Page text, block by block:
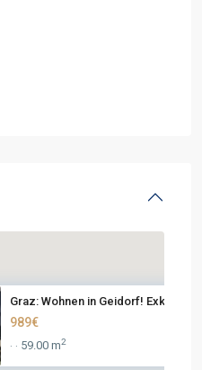
Graz: Wohnen in Geidorf! Exk...
989€
· · 59.00 m2